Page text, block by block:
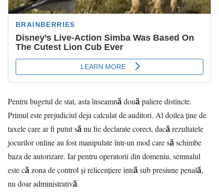
Pentru bugetul de stat, asta înseamnă două paliere distincte.
Primul este prejudiciul deja calculat de auditori. Al doilea ține de
taxele care ar fi putut să nu fie declarate corect, dacă rezultatele
jocurilor online au fost manipulate într-un mod care să schimbe
baza de autorizare. Iar pentru operatorii din domeniu, semnalul
este că zona de control și relicențiere intră sub presiune penală,
nu doar administrativă.